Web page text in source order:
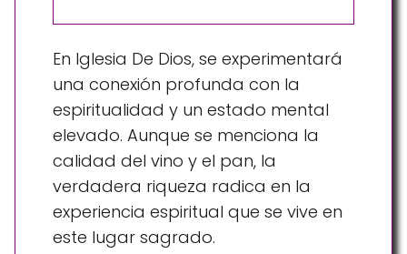
En Iglesia De Dios, se experimentará
una conexión profunda con la
espiritualidad y un estado mental
elevado. Aunque se menciona la
calidad del vino y el pan, la
verdadera riqueza radica en la
experiencia espiritual que se vive en
este lugar sagrado.